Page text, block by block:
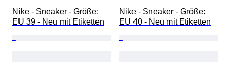
Nike - Sneaker - Größe:
EU 39 - Neu mit Etiketten
Nike - Sneaker - Größe:
EU 40 - Neu mit Etiketten